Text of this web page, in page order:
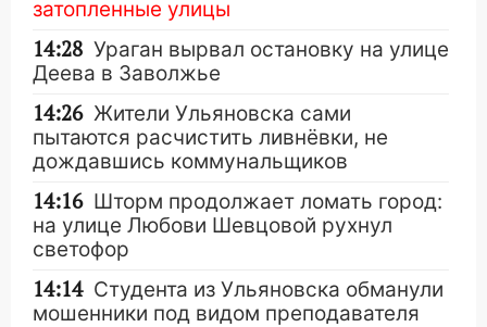
затопленные улицы
14:28 Ураган вырвал остановку на улице
Деева в Заволжье
14:26 Жители Ульяновска сами
пытаются расчистить ливнёвки, не
дождавшись коммунальщиков
14:16 Шторм продолжает ломать город:
на улице Любови Шевцовой рухнул
светофор
14:14 Студента из Ульяновска обманули
мошенники под видом преподавателя